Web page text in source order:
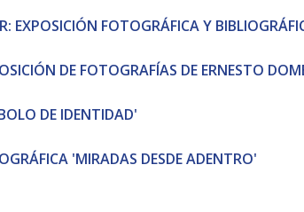
EXPOSICIÓN FOTOGRÁFICA Y
DE FOTOGRAFÍAS DE ERNESTO
DE IDENTIDAD'
'MIRADAS DESDE ADENTRO'